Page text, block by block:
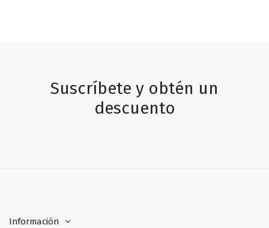
Suscríbete y obtén un
descuento
Información